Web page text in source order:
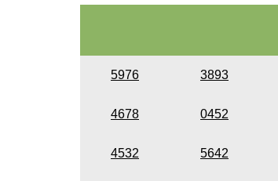
5976 3893
4678 0452
4532 5642